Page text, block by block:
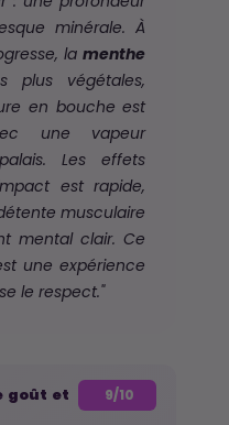
minérale.À
lamenthe
plus végétales,
en bouche est
une vapeur
Les effets
est rapide,
musculaire
mental clair. Ce
une expérience
le respect."
goût et 9/10